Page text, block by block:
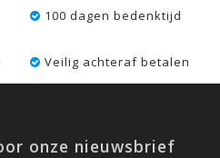
100 dagen bedenktijd
Veilig achteraf betalen
onze nieuwsbrief